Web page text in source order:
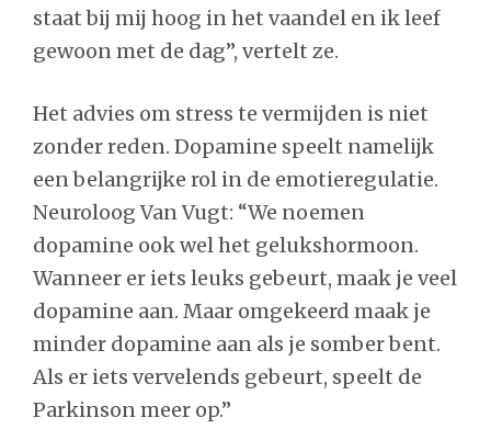
staat bij mij hoog in het vaandel en ik leef
gewoon met de dag”, vertelt ze.
Het advies om stress te vermijden is niet
zonder reden. Dopamine speelt namelijk
een belangrijke rol in de emotieregulatie.
Neuroloog Van Vugt: “We noemen
dopamine ook wel het gelukshormoon.
Wanneer er iets leuks gebeurt, maak je veel
dopamine aan. Maar omgekeerd maak je
minder dopamine aan als je somber bent.
Als er iets vervelends gebeurt, speelt de
Parkinson meer op.”